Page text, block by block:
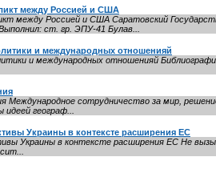
между Россией и США
между Россией и США Саратовский
ст. гр. ЭПУ-41 Булав...
и международных отношенияй
и международных отношенияй
Международное сотрудничество за мир,
географ...
Украины в контексте расширения ЕС
Украины в контексте расширения ЕС Не